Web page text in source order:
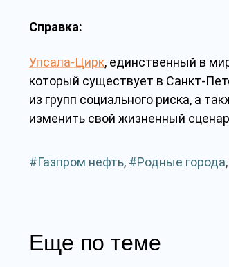
Справка:
Упсала-Цирк, единственный в
который существует в Санкт-
из групп социального риска, а
изменить свой жизненный
Газпром нефть, Родные города,
Еще по теме